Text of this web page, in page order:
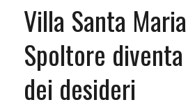
Villa Santa
Spoltore
dei desideri